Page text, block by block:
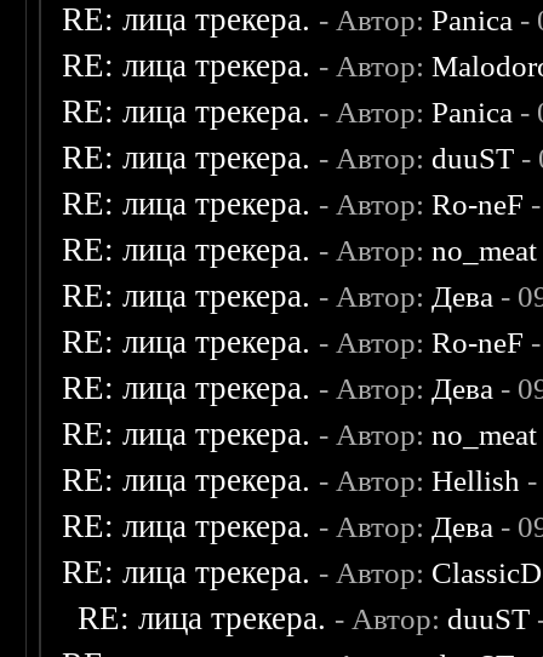
RE: лица трекера. - Автор:Panica -
RE: лица трекера. - Автор:
RE: лица трекера. - Автор:Panica -
RE: лица трекера. - Автор: duuST -
RE: лица трекера. - Автор:Ro-neF
RE: лица трекера. - Автор:no_meat
RE: лица трекера. - Автор: Дева -
RE: лица трекера. - Автор:Ro-neF
RE: лица трекера. - Автор: Дева -
RE: лица трекера. - Автор:no_meat
RE: лица трекера. - Автор:Hellish
RE: лица трекера. - Автор: Дева -
RE: лица трекера. - Автор:
RE: лица трекера. - Автор: duuST